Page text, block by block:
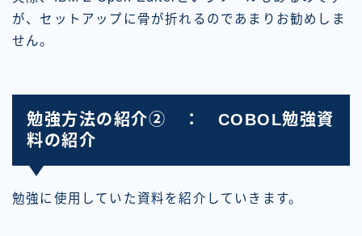
が、セットアップに骨が折れるのであまりお勧めしま
せん。
勉強方法の紹介② ： COBOL勉強資
料の紹介
勉強に使用していた資料を紹介していきます。